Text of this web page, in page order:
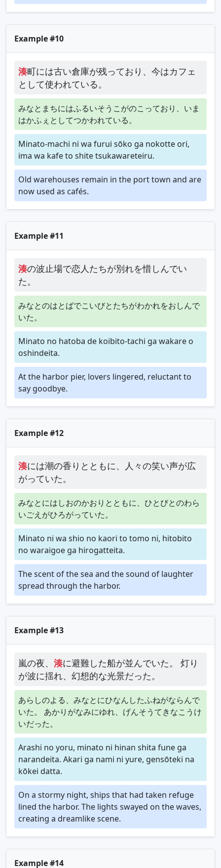
Example #10
湊町には古い倉庫が残っており、今はカフェ
として使われている。
みなとまちにはふるいそうこがのこっており、いま
はかふぇとしてつかわれている。
Minato-machi ni wa furui sōko ga nokotte ori,
ima wa kafe to shite tsukawareteiru.
Old warehouses remain in the port town and are
now used as cafés.
Example #11
湊の波止場で恋人たちが別れを惜しんでい
た。
みなとのはとばでこいびとたちがわかれをおしんで
いた。
Minato no hatoba de koibito-tachi ga wakare o
oshindeita.
At the harbor pier, lovers lingered, reluctant to
say goodbye.
Example #12
湊には潮の香りとともに、人々の笑い声が広
がっていた。
みなとにはしおのかおりとともに、ひとびとのわら
いごえがひろがっていた。
Minato ni wa shio no kaori to tomo ni, hitobito
no waraigoe ga hirogatteita.
The scent of the sea and the sound of laughter
spread through the harbor.
Example #13
嵐の夜、 湊に避難した船が並んでいた。 灯り
が波に揺れ、幻想的な光景だった。
あらしのよる、みなとにひなんしたふねがならんで
いた。 あかりがなみにゆれ、げんそうてきなこうけ
いだった。
Arashi no yoru, minato ni hinan shita fune ga
narandeita. Akari ga nami ni yure, gensōteki na
kōkei datta.
On a stormy night, ships that had taken refuge
lined the harbor. The lights swayed on the waves,
creating a dreamlike scene.
Example #14